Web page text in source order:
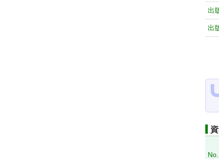
出
出
No.